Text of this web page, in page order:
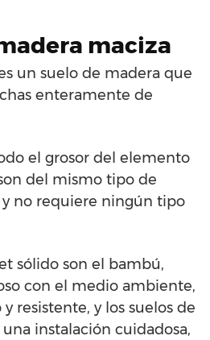
maciza
un suelo de madera que
enteramente de
el grosor del elemento
del mismo tipo de
no requiere ningún tipo
sólido son el bambú,
con el medio ambiente,
resistente, y los suelos de
instalación cuidadosa,